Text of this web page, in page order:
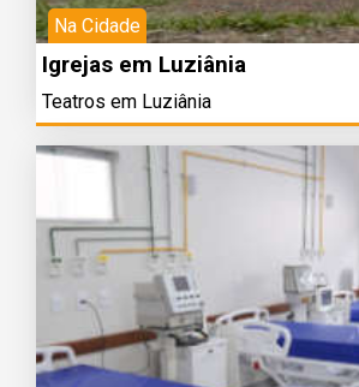
Na Cidade
Igrejas em Luziânia
Teatros em Luziânia